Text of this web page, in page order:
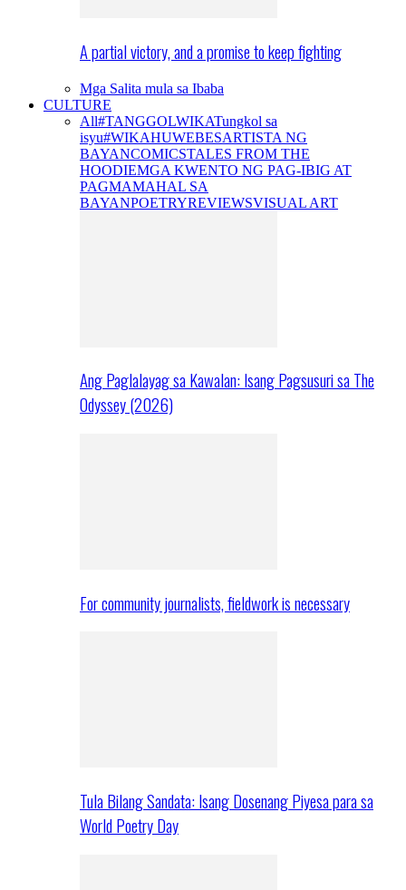
A partial victory, and a promise to keep fighting
Mga Salita mula sa Ibaba
CULTURE
All#TANGGOLWIKATungkol sa
isyu#WIKAHUWEBESARTISTA NG
BAYANCOMICSTALES FROM THE
HOODIEMGA KWENTO NG PAG-IBIG AT
PAGMAMAHAL SA
BAYANPOETRYREVIEWSVISUAL ART
Ang Paglalayag sa Kawalan: Isang Pagsusuri sa The
Odyssey (2026)
For community journalists, fieldwork is necessary
Tula Bilang Sandata: Isang Dosenang Piyesa para sa
World Poetry Day